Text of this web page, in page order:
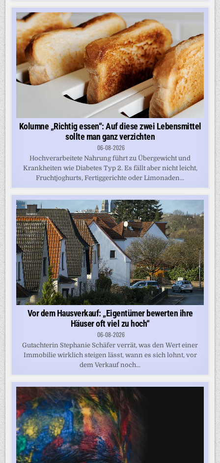
Kolumne „Richtig essen“: Auf diese zwei Lebensmittel
sollte man ganz verzichten
06-08-2026
Hochverarbeitete Nahrung führt zu Übergewicht und
Krankheiten wie Diabetes Typ 2. Es fällt aber nicht leicht,
Fruchtjoghurts, Fertiggerichte oder Limonaden...
Vor dem Hausverkauf: „Eigentümer bewerten ihre
Häuser oft viel zu hoch“
06-08-2026
Gutachterin Stephanie Schäfer verrät, was den Wert einer
Immobilie wirklich steigen lässt, wann es sich lohnt, vor
dem Verkauf noch...